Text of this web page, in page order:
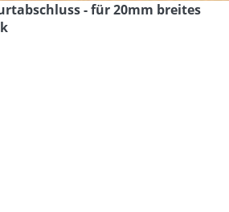
- für 20mm breites